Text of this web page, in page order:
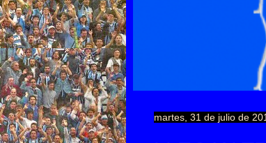
martes, 31 de julio de